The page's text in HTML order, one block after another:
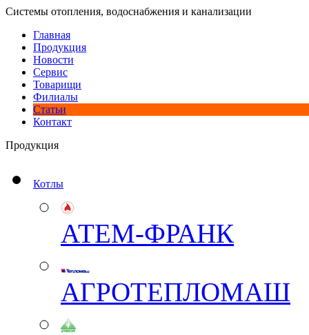
Системы отопления, водоснабжения и канализации
Главная
Продукция
Новости
Сервис
Товарищи
Филиалы
Статьи
Контакт
Продукция
Котлы
АТЕМ-ФРАНК
АГРОТЕПЛОМАШ